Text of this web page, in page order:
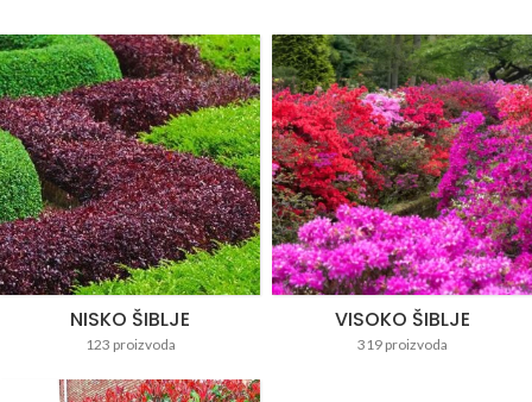
NISKO ŠIBLJE
123 proizvoda
VISOKO ŠIBLJE
319 proizvoda